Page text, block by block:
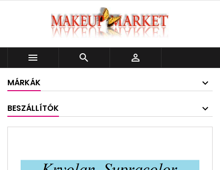
  
MÁRKÁK
BESZÁLLÍTÓK